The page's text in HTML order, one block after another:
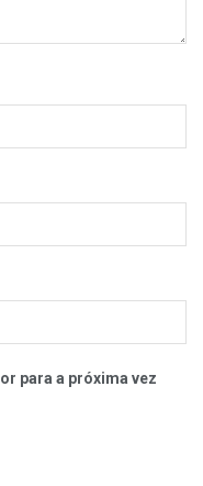
para a próxima vez